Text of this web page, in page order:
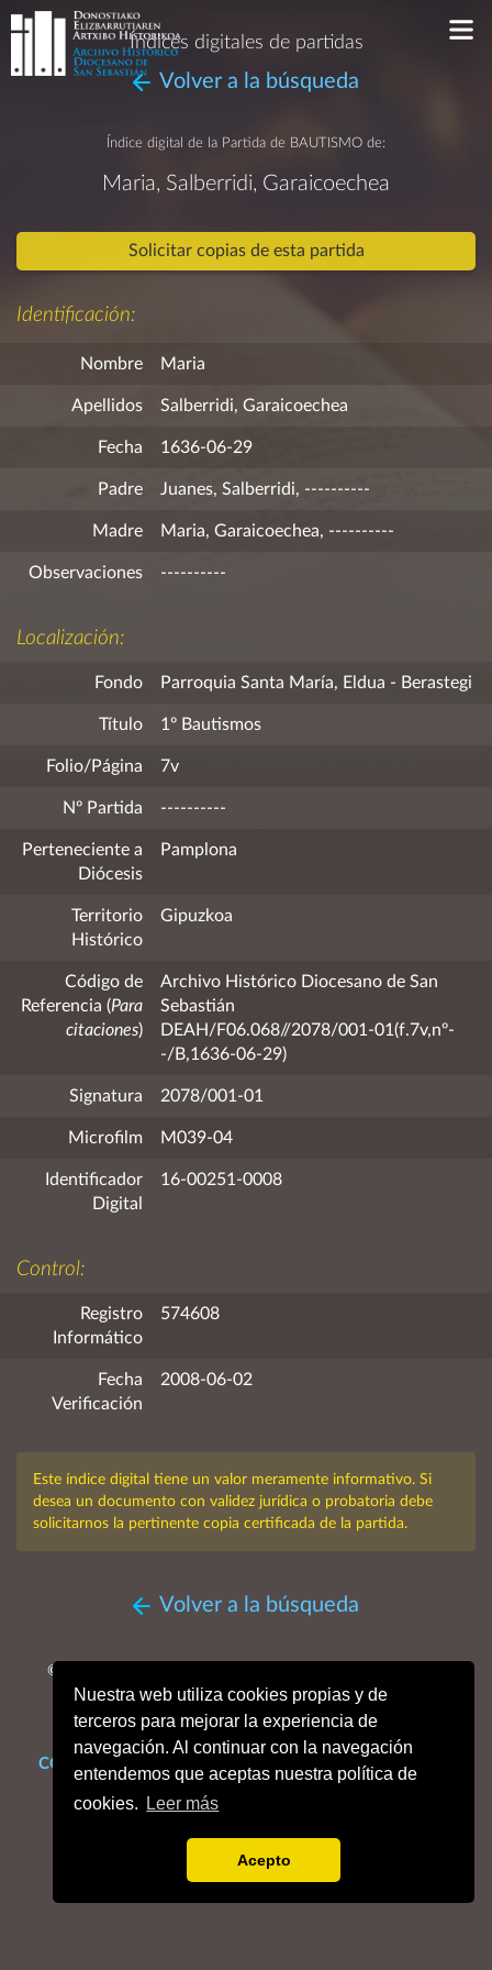
Nuestra web utiliza cookies propias y de
terceros para mejorar la experiencia de
navegación. Al continuar con la navegación
entendemos que aceptas nuestra política de
cookies.
Leer más
Acepto
Índices digitales de partidas
Volver a la búsqueda
Índice digital de la Partida de BAUTISMO de:
Maria, Salberridi, Garaicoechea
Solicitar copias de esta partida
Identificación:
Nombre Maria
Apellidos Salberridi, Garaicoechea
Fecha 1636-06-29
Padre Juanes, Salberridi, ----------
Madre Maria, Garaicoechea, ----------
Observaciones ----------
Localización:
Fondo Parroquia Santa María, Eldua - Berastegi
Título 1º Bautismos
Folio/Página 7v
Nº Partida ----------
Perteneciente a
Diócesis
Pamplona
Territorio
Histórico
Gipuzkoa
Código de
Referencia (Para
citaciones)
Archivo Histórico Diocesano de San
Sebastián
DEAH/F06.068//2078/001-01(f.7v,nº-
-/B,1636-06-29)
Signatura 2078/001-01
Microfilm M039-04
Identificador
Digital
16-00251-0008
Control:
Registro
Informático
574608
Fecha
Verificación
2008-06-02
Este índice digital tiene un valor meramente informativo. Si
desea un documento con validez jurídica o probatoria debe
solicitarnos la pertinente copia certificada de la partida.
Volver a la búsqueda
© MMXXVI. Obispado de San Sebastián, Archivo Histórico
Diocesano.
Todos los derechos reservados.
CONTACTO Enlaces de interés
Dónde estamos
Aviso legal
Política de cookies